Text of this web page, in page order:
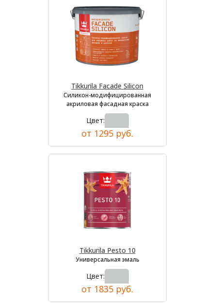
Tikkurila Facade Silicon
Силикон-модифицированная
акриловая фасадная краска
Цвет:
от 1295 руб.
Tikkurila Pesto 10
Универсальная эмаль
Цвет:
от 1835 руб.